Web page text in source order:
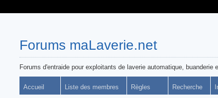
Forums maLaverie.net
Forums d'entraide pour exploitants de laverie automatique, buanderie
Accueil Liste des membres Règles Recherche